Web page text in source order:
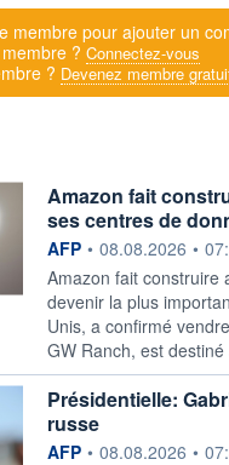
membre pour ajouter un
? Connectez-vous
? Devenez membre
Amazon fait
ses centres de
information fournie par
AFP • 08.08.2026 •
Amazon fait construire
devenir la plus
Unis, a confirmé
GW Ranch, est
Présidentielle:
russe
information fournie par
AFP • 08.08.2026 •